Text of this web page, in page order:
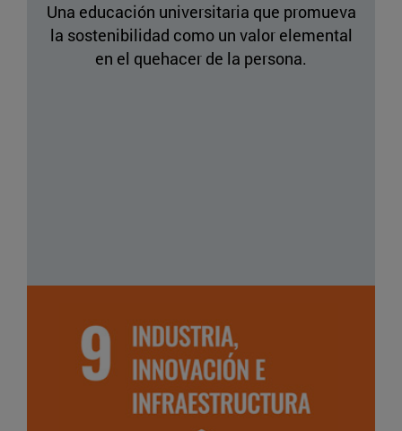
Una educación universitaria que promueva
la sostenibilidad como un valor elemental
en el quehacer de la persona.